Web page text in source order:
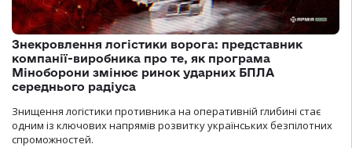
Знекровлення логістики ворога: представник
компанії-виробника про те, як програма
Міноборони змінює ринок ударних БПЛА
середнього радіуса
Знищення логістики противника на оперативній глибині стає
одним із ключових напрямів розвитку українських безпілотних
спроможностей.